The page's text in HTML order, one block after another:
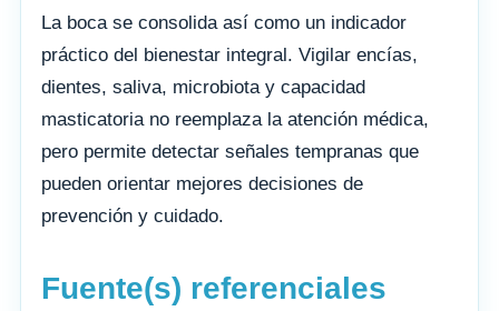
La boca se consolida así como un indicador
práctico del bienestar integral. Vigilar encías,
dientes, saliva, microbiota y capacidad
masticatoria no reemplaza la atención médica,
pero permite detectar señales tempranas que
pueden orientar mejores decisiones de
prevención y cuidado.
Fuente(s) referenciales